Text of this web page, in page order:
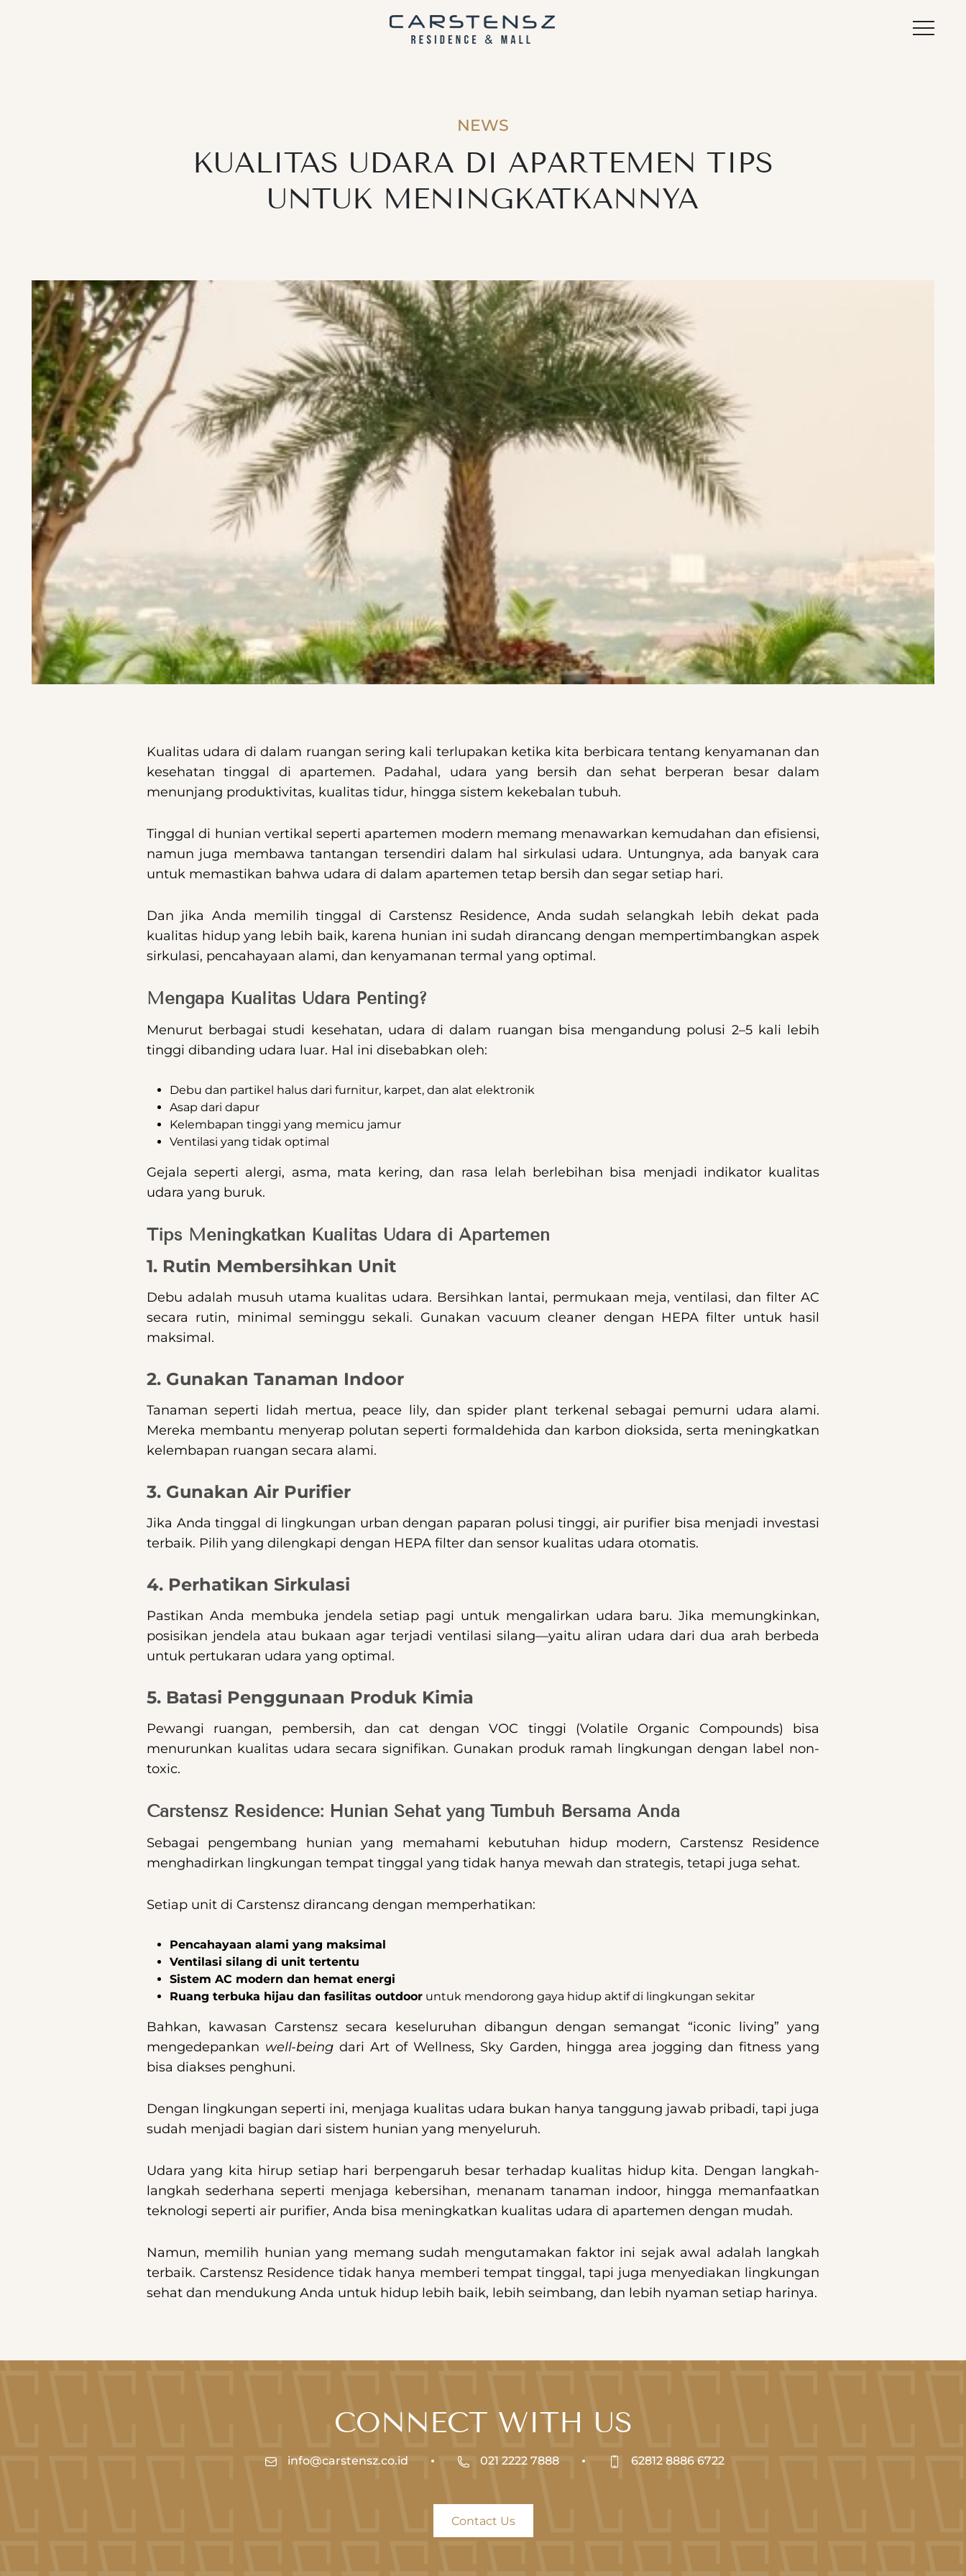
NEWS
KUALITAS UDARA DI APARTEMEN TIPS
UNTUK MENINGKATKANNYA
Kualitas udara di dalam ruangan sering kali terlupakan ketika kita berbicara tentang kenyamanan dan
kesehatan tinggal di apartemen. Padahal, udara yang bersih dan sehat berperan besar dalam
menunjang produktivitas, kualitas tidur, hingga sistem kekebalan tubuh.
Tinggal di hunian vertikal seperti apartemen modern memang menawarkan kemudahan dan efisiensi,
namun juga membawa tantangan tersendiri dalam hal sirkulasi udara. Untungnya, ada banyak cara
untuk memastikan bahwa udara di dalam apartemen tetap bersih dan segar setiap hari.
Dan jika Anda memilih tinggal di Carstensz Residence, Anda sudah selangkah lebih dekat pada
kualitas hidup yang lebih baik, karena hunian ini sudah dirancang dengan mempertimbangkan aspek
sirkulasi, pencahayaan alami, dan kenyamanan termal yang optimal.
Mengapa Kualitas Udara Penting?
Menurut berbagai studi kesehatan, udara di dalam ruangan bisa mengandung polusi 2–5 kali lebih
tinggi dibanding udara luar. Hal ini disebabkan oleh:
Debu dan partikel halus dari furnitur, karpet, dan alat elektronik
Asap dari dapur
Kelembapan tinggi yang memicu jamur
Ventilasi yang tidak optimal
Gejala seperti alergi, asma, mata kering, dan rasa lelah berlebihan bisa menjadi indikator kualitas
udara yang buruk.
Tips Meningkatkan Kualitas Udara di Apartemen
1. Rutin Membersihkan Unit
Debu adalah musuh utama kualitas udara. Bersihkan lantai, permukaan meja, ventilasi, dan filter AC
secara rutin, minimal seminggu sekali. Gunakan vacuum cleaner dengan HEPA filter untuk hasil
maksimal.
2. Gunakan Tanaman Indoor
Tanaman seperti lidah mertua, peace lily, dan spider plant terkenal sebagai pemurni udara alami.
Mereka membantu menyerap polutan seperti formaldehida dan karbon dioksida, serta meningkatkan
kelembapan ruangan secara alami.
3. Gunakan Air Purifier
Jika Anda tinggal di lingkungan urban dengan paparan polusi tinggi, air purifier bisa menjadi investasi
terbaik. Pilih yang dilengkapi dengan HEPA filter dan sensor kualitas udara otomatis.
4. Perhatikan Sirkulasi
Pastikan Anda membuka jendela setiap pagi untuk mengalirkan udara baru. Jika memungkinkan,
posisikan jendela atau bukaan agar terjadi ventilasi silang—yaitu aliran udara dari dua arah berbeda
untuk pertukaran udara yang optimal.
5. Batasi Penggunaan Produk Kimia
Pewangi ruangan, pembersih, dan cat dengan VOC tinggi (Volatile Organic Compounds) bisa
menurunkan kualitas udara secara signifikan. Gunakan produk ramah lingkungan dengan label non-
toxic.
Carstensz Residence: Hunian Sehat yang Tumbuh Bersama Anda
Sebagai pengembang hunian yang memahami kebutuhan hidup modern, Carstensz Residence
menghadirkan lingkungan tempat tinggal yang tidak hanya mewah dan strategis, tetapi juga sehat.
Setiap unit di Carstensz dirancang dengan memperhatikan:
Pencahayaan alami yang maksimal
Ventilasi silang di unit tertentu
Sistem AC modern dan hemat energi
Ruang terbuka hijau dan fasilitas outdoor untuk mendorong gaya hidup aktif di lingkungan sekitar
Bahkan, kawasan Carstensz secara keseluruhan dibangun dengan semangat “iconic living” yang
mengedepankan well-being dari Art of Wellness, Sky Garden, hingga area jogging dan fitness yang
bisa diakses penghuni.
Dengan lingkungan seperti ini, menjaga kualitas udara bukan hanya tanggung jawab pribadi, tapi juga
sudah menjadi bagian dari sistem hunian yang menyeluruh.
Udara yang kita hirup setiap hari berpengaruh besar terhadap kualitas hidup kita. Dengan langkah-
langkah sederhana seperti menjaga kebersihan, menanam tanaman indoor, hingga memanfaatkan
teknologi seperti air purifier, Anda bisa meningkatkan kualitas udara di apartemen dengan mudah.
Namun, memilih hunian yang memang sudah mengutamakan faktor ini sejak awal adalah langkah
terbaik. Carstensz Residence tidak hanya memberi tempat tinggal, tapi juga menyediakan lingkungan
sehat dan mendukung Anda untuk hidup lebih baik, lebih seimbang, dan lebih nyaman setiap harinya.
CONNECT WITH US
info@carstensz.co.id 021 2222 7888 62812 8886 6722
Contact Us